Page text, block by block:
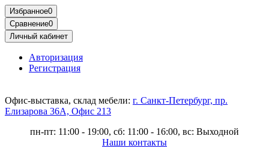
Избранное0
Сравнение0
Личный кабинет
Авторизация
Регистрация
Офис-выставка, склад мебели: г. Санкт-Петербург, пр.
Елизарова 36А, Офис 213
пн-пт: 11:00 - 19:00, сб: 11:00 - 16:00, вс: Выходной
Наши контакты